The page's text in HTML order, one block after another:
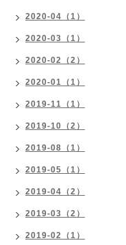
2020-04（1）
2020-03（1）
2020-02（2）
2020-01（1）
2019-11（1）
2019-10（2）
2019-08（1）
2019-05（1）
2019-04（2）
2019-03（2）
2019-02（1）